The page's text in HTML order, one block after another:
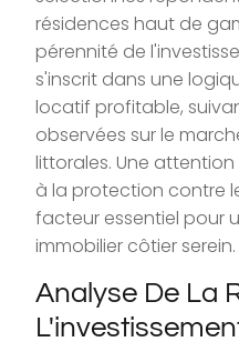
résidences haut de
pérennité de
s'inscrit dans une
locatif profitable,
observées sur le
littorales. Une
à la protection contre
facteur essentiel pour
immobilier côtier serein.
Analyse De La